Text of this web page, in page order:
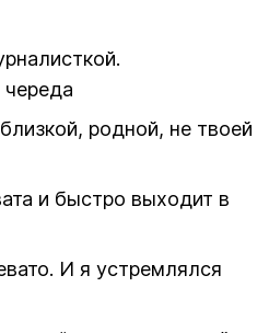
родной, не твоей
и быстро выходит в
И я устремлялся